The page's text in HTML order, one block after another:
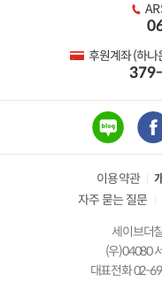
후원계좌 (하나
이용약관
자주 묻는 질문
세이브더
(우)04080
대표전화 02-